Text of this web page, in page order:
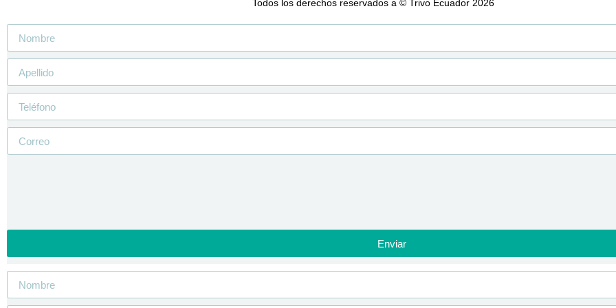
Todos los derechos reservados a © Trivo Ecuador 2026
Enviar